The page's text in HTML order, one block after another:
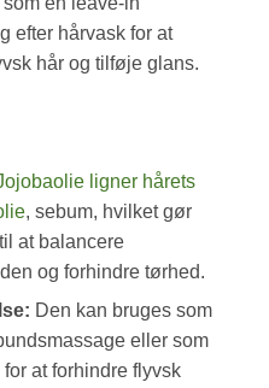
efter hårvask for at
hår og tilføje glans.
ligner hårets
, sebum, hvilket gør
at balancere
og forhindre tørhed.
Den kan bruges som
eller som
at forhindre flyvsk